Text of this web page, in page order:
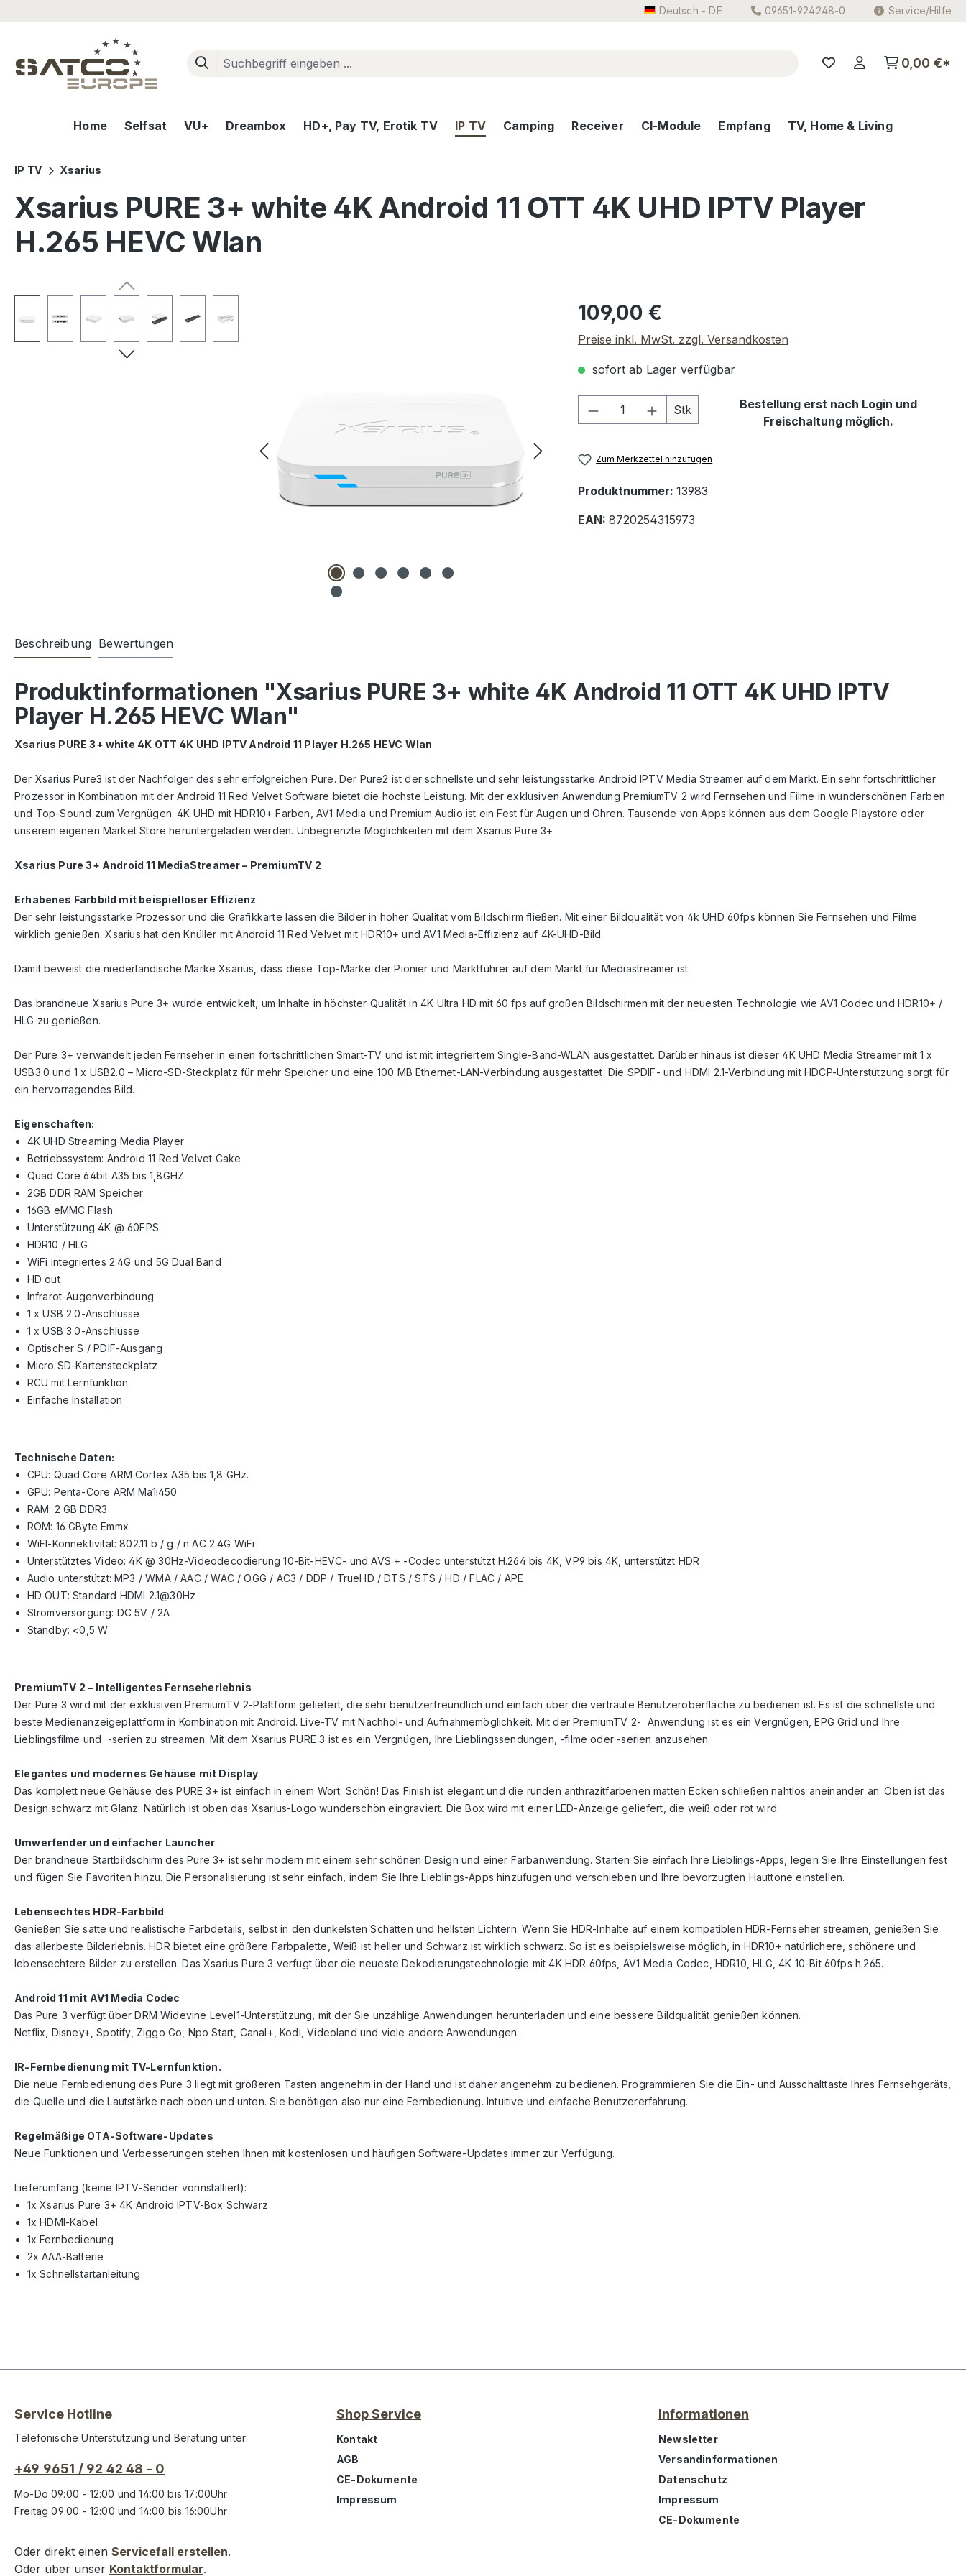
Deutsch - DE 09651-924248-0 Service/Hilfe
0,00 €*
Home Selfsat VU+ Dreambox HD+, Pay TV, Erotik TV IP TV Camping Receiver CI-Module Empfang TV, Home & Living
IP TV Xsarius
Xsarius PURE 3+ white 4K Android 11 OTT 4K UHD IPTV Player
H.265 HEVC Wlan
Regulärer Preis:
109,00 €
Preise inkl. MwSt. zzgl. Versandkosten
sofort ab Lager verfügbar
Produkt Anzahl: Gib den gewünschten Wert
Stk
Bestellung erst nach Login und
Freischaltung möglich.
Zum Merkzettel hinzufügen
Produktnummer: 13983
EAN: 8720254315973
Beschreibung Bewertungen
Produktinformationen "Xsarius PURE 3+ white 4K Android 11 OTT 4K UHD IPTV
Player H.265 HEVC Wlan"
Xsarius PURE 3+ white 4K OTT 4K UHD IPTV Android 11 Player H.265 HEVC Wlan
Der Xsarius Pure3 ist der Nachfolger des sehr erfolgreichen Pure. Der Pure2 ist der schnellste und sehr leistungsstarke Android IPTV Media Streamer auf dem Markt. Ein sehr fortschrittlicher
Prozessor in Kombination mit der Android 11 Red Velvet Software bietet die höchste Leistung. Mit der exklusiven Anwendung PremiumTV 2 wird Fernsehen und Filme in wunderschönen Farben
und Top-Sound zum Vergnügen. 4K UHD mit HDR10+ Farben, AV1 Media und Premium Audio ist ein Fest für Augen und Ohren. Tausende von Apps können aus dem Google Playstore oder
unserem eigenen Market Store heruntergeladen werden. Unbegrenzte Möglichkeiten mit dem Xsarius Pure 3+
Xsarius Pure 3+ Android 11 MediaStreamer – PremiumTV 2
Erhabenes Farbbild mit beispielloser Effizienz
Der sehr leistungsstarke Prozessor und die Grafikkarte lassen die Bilder in hoher Qualität vom Bildschirm fließen. Mit einer Bildqualität von 4k UHD 60fps können Sie Fernsehen und Filme
wirklich genießen. Xsarius hat den Knüller mit Android 11 Red Velvet mit HDR10+ und AV1 Media-Effizienz auf 4K-UHD-Bild.
Damit beweist die niederländische Marke Xsarius, dass diese Top-Marke der Pionier und Marktführer auf dem Markt für Mediastreamer ist.
Das brandneue Xsarius Pure 3+ wurde entwickelt, um Inhalte in höchster Qualität in 4K Ultra HD mit 60 fps auf großen Bildschirmen mit der neuesten Technologie wie AV1 Codec und HDR10+ /
HLG zu genießen.
Der Pure 3+ verwandelt jeden Fernseher in einen fortschrittlichen Smart-TV und ist mit integriertem Single-Band-WLAN ausgestattet. Darüber hinaus ist dieser 4K UHD Media Streamer mit 1 x
USB3.0 und 1 x USB2.0 – Micro-SD-Steckplatz für mehr Speicher und eine 100 MB Ethernet-LAN-Verbindung ausgestattet. Die SPDIF- und HDMI 2.1-Verbindung mit HDCP-Unterstützung sorgt für
ein hervorragendes Bild.
Eigenschaften:
4K UHD Streaming Media Player
Betriebssystem: Android 11 Red Velvet Cake
Quad Core 64bit A35 bis 1,8GHZ
2GB DDR RAM Speicher
16GB eMMC Flash
Unterstützung 4K @ 60FPS
HDR10 / HLG
WiFi integriertes 2.4G und 5G Dual Band
HD out
Infrarot-Augenverbindung
1 x USB 2.0-Anschlüsse
1 x USB 3.0-Anschlüsse
Optischer S / PDIF-Ausgang
Micro SD-Kartensteckplatz
RCU mit Lernfunktion
Einfache Installation
Technische Daten:
CPU: Quad Core ARM Cortex A35 bis 1,8 GHz.
GPU: Penta-Core ARM Ma1i450
RAM: 2 GB DDR3
ROM: 16 GByte Emmx
WiFI-Konnektivität: 802.11 b / g / n AC 2.4G WiFi
Unterstütztes Video: 4K @ 30Hz-Videodecodierung 10-Bit-HEVC- und AVS + -Codec unterstützt H.264 bis 4K, VP9 bis 4K, unterstützt HDR
Audio unterstützt: MP3 / WMA / AAC / WAC / OGG / AC3 / DDP / TrueHD / DTS / STS / HD / FLAC / APE
HD OUT: Standard HDMI 2.1@30Hz
Stromversorgung: DC 5V / 2A
Standby: <0,5 W
PremiumTV 2 – Intelligentes Fernseherlebnis
Der Pure 3 wird mit der exklusiven PremiumTV 2-Plattform geliefert, die sehr benutzerfreundlich und einfach über die vertraute Benutzeroberfläche zu bedienen ist. Es ist die schnellste und
beste Medienanzeigeplattform in Kombination mit Android. Live-TV mit Nachhol- und Aufnahmemöglichkeit. Mit der PremiumTV 2- Anwendung ist es ein Vergnügen, EPG Grid und Ihre
Lieblingsfilme und -serien zu streamen. Mit dem Xsarius PURE 3 ist es ein Vergnügen, Ihre Lieblingssendungen, -filme oder -serien anzusehen.
Elegantes und modernes Gehäuse mit Display
Das komplett neue Gehäuse des PURE 3+ ist einfach in einem Wort: Schön! Das Finish ist elegant und die runden anthrazitfarbenen matten Ecken schließen nahtlos aneinander an. Oben ist das
Design schwarz mit Glanz. Natürlich ist oben das Xsarius-Logo wunderschön eingraviert. Die Box wird mit einer LED-Anzeige geliefert, die weiß oder rot wird.
Umwerfender und einfacher Launcher
Der brandneue Startbildschirm des Pure 3+ ist sehr modern mit einem sehr schönen Design und einer Farbanwendung. Starten Sie einfach Ihre Lieblings-Apps, legen Sie Ihre Einstellungen fest
und fügen Sie Favoriten hinzu. Die Personalisierung ist sehr einfach, indem Sie Ihre Lieblings-Apps hinzufügen und verschieben und Ihre bevorzugten Hauttöne einstellen.
Lebensechtes HDR-Farbbild
Genießen Sie satte und realistische Farbdetails, selbst in den dunkelsten Schatten und hellsten Lichtern. Wenn Sie HDR-Inhalte auf einem kompatiblen HDR-Fernseher streamen, genießen Sie
das allerbeste Bilderlebnis. HDR bietet eine größere Farbpalette, Weiß ist heller und Schwarz ist wirklich schwarz. So ist es beispielsweise möglich, in HDR10+ natürlichere, schönere und
lebensechtere Bilder zu erstellen. Das Xsarius Pure 3 verfügt über die neueste Dekodierungstechnologie mit 4K HDR 60fps, AV1 Media Codec, HDR10, HLG, 4K 10-Bit 60fps h.265.
Android 11 mit AV1 Media Codec
Das Pure 3 verfügt über DRM Widevine Level1-Unterstützung, mit der Sie unzählige Anwendungen herunterladen und eine bessere Bildqualität genießen können.
Netflix, Disney+, Spotify, Ziggo Go, Npo Start, Canal+, Kodi, Videoland und viele andere Anwendungen.
IR-Fernbedienung mit TV-Lernfunktion.
Die neue Fernbedienung des Pure 3 liegt mit größeren Tasten angenehm in der Hand und ist daher angenehm zu bedienen. Programmieren Sie die Ein- und Ausschalttaste Ihres Fernsehgeräts,
die Quelle und die Lautstärke nach oben und unten. Sie benötigen also nur eine Fernbedienung. Intuitive und einfache Benutzererfahrung.
Regelmäßige OTA-Software-Updates
Neue Funktionen und Verbesserungen stehen Ihnen mit kostenlosen und häufigen Software-Updates immer zur Verfügung.
Lieferumfang (keine IPTV-Sender vorinstalliert):
1x Xsarius Pure 3+ 4K Android IPTV-Box Schwarz
1x HDMI-Kabel
1x Fernbedienung
2x AAA-Batterie
1x Schnellstartanleitung
Service Hotline
Telefonische Unterstützung und Beratung unter:
+49 9651 / 92 42 48 - 0
Mo-Do 09:00 - 12:00 und 14:00 bis 17:00Uhr
Freitag 09:00 - 12:00 und 14:00 bis 16:00Uhr
Oder direkt einen Servicefall erstellen.
Oder über unser Kontaktformular.
Shop Service
Kontakt
AGB
CE-Dokumente
Impressum
Informationen
Newsletter
Versandinformationen
Datenschutz
Impressum
CE-Dokumente